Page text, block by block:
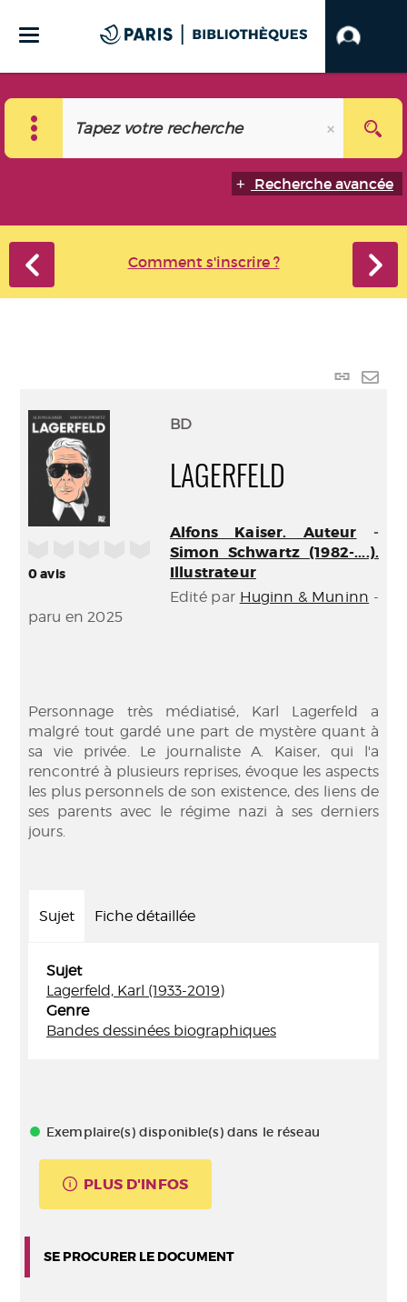
Recherche avancée
Comment s'inscrire ?
Lien
0avis
BD
LAGERFELD
Alfons Kaiser. Auteur -
Simon Schwartz (1982-....).
Illustrateur
Edité par Huginn & Muninn -
paru en 2025
Personnage très médiatisé, Karl Lagerfeld a
malgré tout gardé une part de mystère quant à
sa vie privée. Le journaliste A. Kaiser, qui l'a
rencontré à plusieurs reprises, évoque les aspects
les plus personnels de son existence, des liens de
ses parents avec le régime nazi à ses derniers
jours.
Sujet Fiche détaillée
Sujet
Lagerfeld, Karl (1933-2019)
Genre
Bandes dessinées biographiques
Exemplaire(s) disponible(s) dans le réseau
PLUS D'INFOS
SE PROCURER LE DOCUMENT